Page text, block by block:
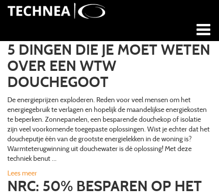
5 DINGEN DIE JE MOET WETEN
OVER EEN WTW
DOUCHEGOOT
De energieprijzen exploderen. Reden voor veel mensen om het
energiegebruik te verlagen en hopelijk de maandelijkse energiekosten
te beperken. Zonnepanelen, een besparende douchekop of isolatie
zijn veel voorkomende toegepaste oplossingen. Wist je echter dat het
doucheputje één van de grootste energielekken in de woning is?
Warmteterugwinning uit douchewater is dé oplossing! Met deze
techniek benut …
Lees meer
NRC: 50% BESPAREN OP HET